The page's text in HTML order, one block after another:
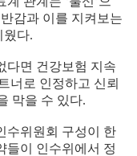
감과 이를 지켜보는
웠다.
다면 건강보험 지속
너로 인정하고 신뢰
막을 수 있다.
수위원회 구성이 한
들이 인수위에서 정